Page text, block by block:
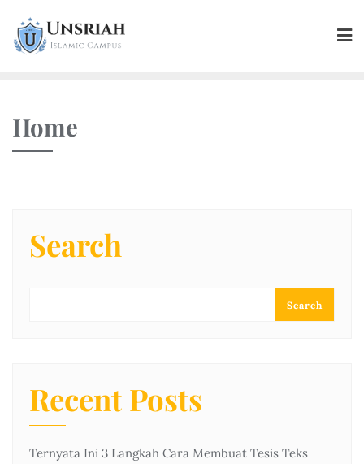
Home
Search
Search
Recent Posts
Ternyata Ini 3 Langkah Cara Membuat Tesis Teks